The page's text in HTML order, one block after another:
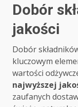
Dobór
jakości
Dobór
kluczowym
wartości
najwyższej
zaufanych